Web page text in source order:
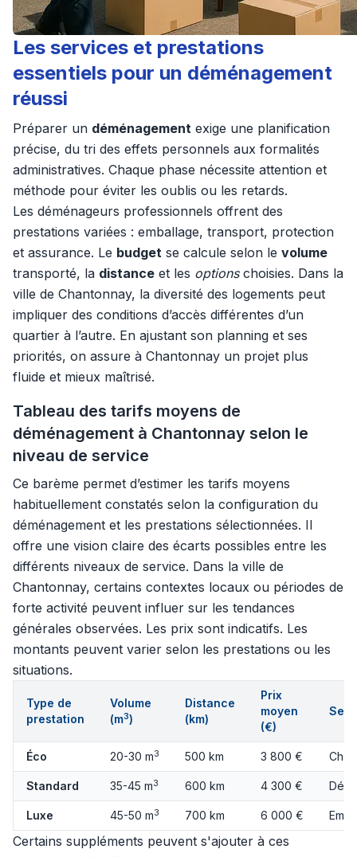
Les services et prestations
essentiels pour un déménagement
réussi
Préparer un déménagement exige une planification
précise, du tri des effets personnels aux formalités
administratives. Chaque phase nécessite attention et
méthode pour éviter les oublis ou les retards.
Les déménageurs professionnels offrent des
prestations variées : emballage, transport, protection
et assurance. Le budget se calcule selon le volume
transporté, la distance et les optionschoisies. Dans la
ville de Chantonnay, la diversité des logements peut
impliquer des conditions d’accès différentes d’un
quartier à l’autre. En ajustant son planning et ses
priorités, on assure à Chantonnay un projet plus
fluide et mieux maîtrisé.
Tableau des tarifs moyens de
déménagement à Chantonnay selon le
niveau de service
Ce barème permet d’estimer les tarifs moyens
habituellement constatés selon la configuration du
déménagement et les prestations sélectionnées. Il
offre une vision claire des écarts possibles entre les
différents niveaux de service. Dans la ville de
Chantonnay, certains contextes locaux ou périodes de
forte activité peuvent influer sur les tendances
générales observées. Les prix sont indicatifs. Les
montants peuvent varier selon les prestations ou les
situations.
Type de
prestation
Volume
(m3)
Distance
(km)
Prix
moyen
(€)
Éco 20-30 m3 500 km 3 800 €
Standard 35-45 m3 600 km 4 300 €
Luxe 45-50 m3 700 km 6 000 €
Certains suppléments peuvent s'ajouter à ces